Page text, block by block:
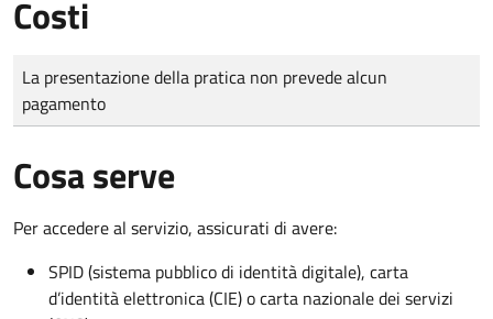
Costi
Tipo di pagamento
Importo
La presentazione della pratica non prevede alcun
pagamento
Cosa serve
Per accedere al servizio, assicurati di avere:
SPID (sistema pubblico di identità digitale), carta
d’identità elettronica (CIE) o carta nazionale dei servizi